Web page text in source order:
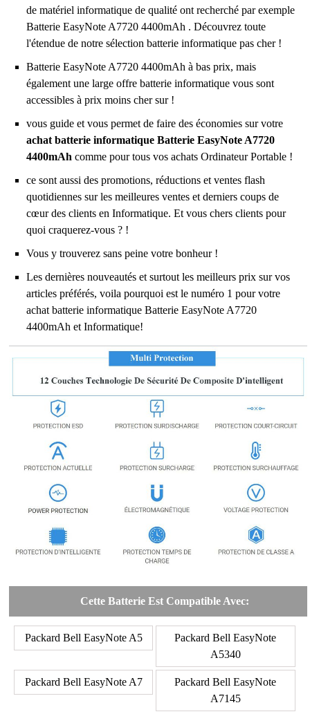
de matériel informatique de qualité ont recherché par exemple
Batterie EasyNote A7720 4400mAh . Découvrez toute
l'étendue de notre sélection batterie informatique pas cher !
Batterie EasyNote A7720 4400mAh à bas prix, mais
également une large offre batterie informatique vous sont
accessibles à prix moins cher sur !
vous guide et vous permet de faire des économies sur votre
achat batterie informatique Batterie EasyNote A7720
4400mAh comme pour tous vos achats Ordinateur Portable !
ce sont aussi des promotions, réductions et ventes flash
quotidiennes sur les meilleures ventes et derniers coups de
cœur des clients en Informatique. Et vous chers clients pour
quoi craquerez-vous ? !
Vous y trouverez sans peine votre bonheur !
Les dernières nouveautés et surtout les meilleurs prix sur vos
articles préférés, voila pourquoi est le numéro 1 pour votre
achat batterie informatique Batterie EasyNote A7720
4400mAh et Informatique!
Cette Batterie Est Compatible Avec:
Packard Bell EasyNote A5
Packard Bell EasyNote
A5340
Packard Bell EasyNote A7
Packard Bell EasyNote
A7145